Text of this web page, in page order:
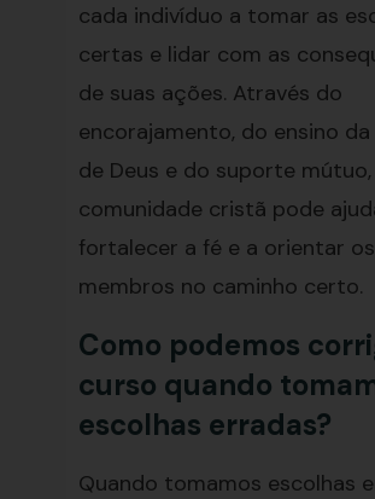
cada indivíduo a tomar as
certas e lidar com as
de suas ações. Através do
encorajamento, do ensino da
de Deus e do suporte mútuo,
comunidade cristã pode
fortalecer a fé e a orientar os
membros no caminho certo.
Como podemos
curso quando
escolhas erradas?
Quando tomamos escolhas